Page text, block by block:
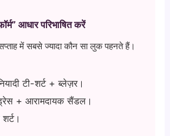
आधार परिभाषित करें
में सबसे ज्यादा कौन सा लुक पहनते हैं।
टी-शर्ट + ब्लेज़र।
+ आरामदायक सैंडल।